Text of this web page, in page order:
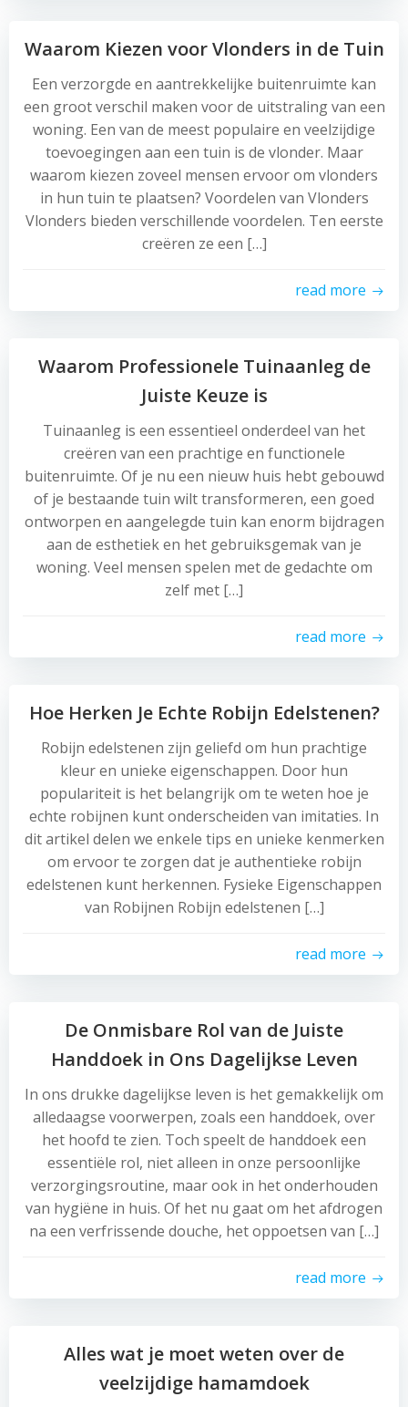
Waarom Kiezen voor Vlonders in de Tuin
Een verzorgde en aantrekkelijke buitenruimte kan
een groot verschil maken voor de uitstraling van een
woning. Een van de meest populaire en veelzijdige
toevoegingen aan een tuin is de vlonder. Maar
waarom kiezen zoveel mensen ervoor om vlonders
in hun tuin te plaatsen? Voordelen van Vlonders
Vlonders bieden verschillende voordelen. Ten eerste
creëren ze een […]
read more
Waarom Professionele Tuinaanleg de
Juiste Keuze is
Tuinaanleg is een essentieel onderdeel van het
creëren van een prachtige en functionele
buitenruimte. Of je nu een nieuw huis hebt gebouwd
of je bestaande tuin wilt transformeren, een goed
ontworpen en aangelegde tuin kan enorm bijdragen
aan de esthetiek en het gebruiksgemak van je
woning. Veel mensen spelen met de gedachte om
zelf met […]
read more
Hoe Herken Je Echte Robijn Edelstenen?
Robijn edelstenen zijn geliefd om hun prachtige
kleur en unieke eigenschappen. Door hun
populariteit is het belangrijk om te weten hoe je
echte robijnen kunt onderscheiden van imitaties. In
dit artikel delen we enkele tips en unieke kenmerken
om ervoor te zorgen dat je authentieke robijn
edelstenen kunt herkennen. Fysieke Eigenschappen
van Robijnen Robijn edelstenen […]
read more
De Onmisbare Rol van de Juiste
Handdoek in Ons Dagelijkse Leven
In ons drukke dagelijkse leven is het gemakkelijk om
alledaagse voorwerpen, zoals een handdoek, over
het hoofd te zien. Toch speelt de handdoek een
essentiële rol, niet alleen in onze persoonlijke
verzorgingsroutine, maar ook in het onderhouden
van hygiëne in huis. Of het nu gaat om het afdrogen
na een verfrissende douche, het oppoetsen van […]
read more
Alles wat je moet weten over de
veelzijdige hamamdoek